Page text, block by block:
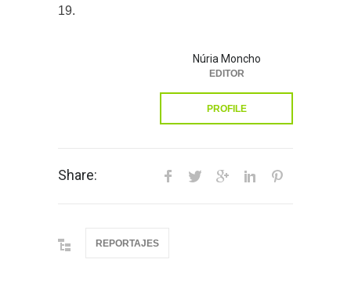
19.
Núria Moncho
EDITOR
PROFILE
Share:
REPORTAJES